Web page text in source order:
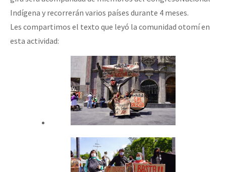
Medios Libres
COVID-19
Indígena y recorrerán varios países durante 4 meses.
Les compartimos el texto que leyó la comunidad otomí en
esta actividad: